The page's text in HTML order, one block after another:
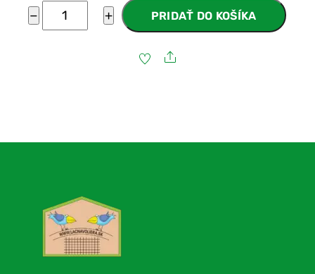
−
množstvo
Hlinikový
+ PRIDAŤ DO KOŠÍKA
Share